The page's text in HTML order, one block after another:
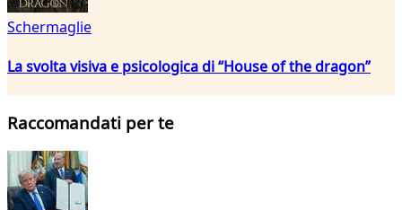
Schermaglie
La svolta visiva e psicologica di “House of the dragon”
Raccomandati per te